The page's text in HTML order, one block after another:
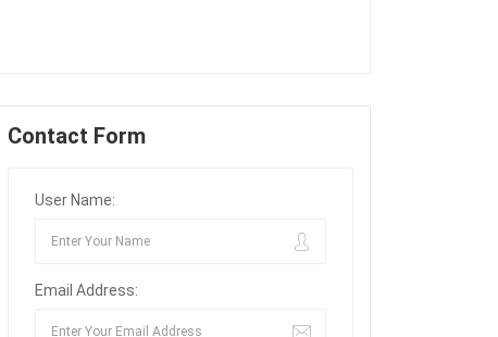
Contact Form
User Name:
Email Address: